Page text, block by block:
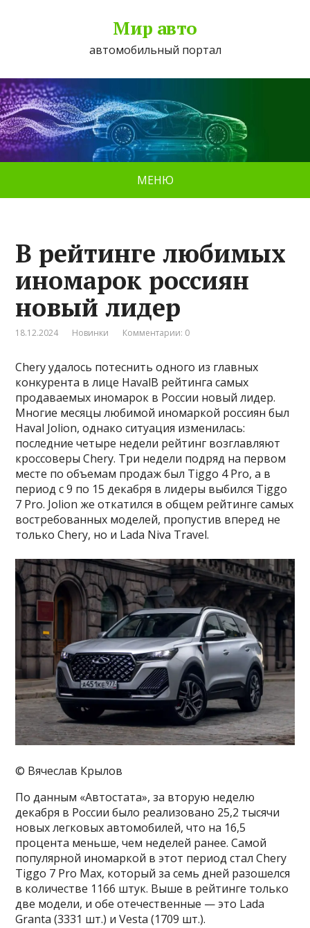
Мир авто
автомобильный портал
МЕНЮ
В рейтинге любимых
иномарок россиян
новый лидер
18.12.2024 Новинки Комментарии: 0
Chery удалось потеснить одного из главных
конкурента в лице HavalВ рейтинга самых
продаваемых иномарок в России новый лидер.
Многие месяцы любимой иномаркой россиян был
Haval Jolion, однако ситуация изменилась:
последние четыре недели рейтинг возглавляют
кроссоверы Chery. Три недели подряд на первом
месте по объемам продаж был Tiggo 4 Pro, а в
период с 9 по 15 декабря в лидеры выбился Tiggo
7 Pro. Jolion же откатился в общем рейтинге самых
востребованных моделей, пропустив вперед не
только Сhery, но и Lada Niva Travel.
© Вячеслав Крылов
По данным «Автостата», за вторую неделю
декабря в России было реализовано 25,2 тысячи
новых легковых автомобилей, что на 16,5
процента меньше, чем неделей ранее. Самой
популярной иномаркой в этот период стал Chery
Tiggo 7 Pro Max, который за семь дней разошелся
в количестве 1166 штук. Выше в рейтинге только
две модели, и обе отечественные — это Lada
Granta (3331 шт.) и Vesta (1709 шт.).